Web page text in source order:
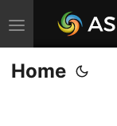
V
ä
x
Home